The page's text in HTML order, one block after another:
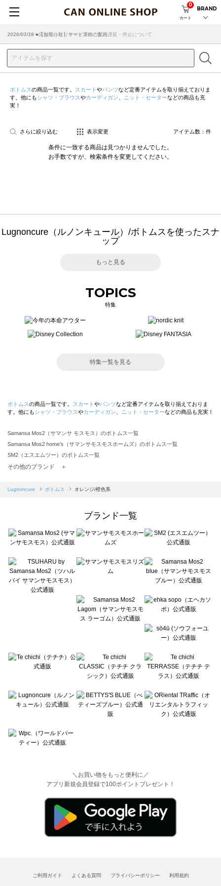
カート
0
BRAND
2026/07/29 ■【お知らせ】ヤマト運輸の配送遅延・停止について
2026/03/18 ■店舗受け取りサービスのご案内
ボトムスの商品一覧です。 スカート やパンツなど定番アイテムを取り揃えておりま
す。他にもシャツ・ブラウスやカーディガン ニット・セーターなどの商品も充
実！
さらに絞り込む 表示変更 アイテム数： 件
条件に一致する商品は見つかりませんでした。
お手数ですが、検索条件を変更してください。
Lugnoncure（ルノンキュール）/ボトムスを使ったスナ
ップ
もっと見る
TOPICS
特集
特集一覧を見る
ボトムスの商品一覧です。 スカート やパンツなど定番アイテムを取り揃えておりま
す。他にもシャツ・ブラウスやカーディガン ニット・セーターなどの商品も充実！
Samansa Mos2（サマンサ モスモス）のボトムス一覧
Samansa Mos2 home's（サマンサモスモスホームズ）のボトムス一覧
SM2（エスエムツー）のボトムス一覧
TSUHARU by Samansa Mos2（ツハルバイサマンサモスモス）のボトムス一覧
Samansa Mos2 blue（サマンサモスモス ブルー）のボトムス一覧
sō4ū（ソウフォーユー）のボトムス一覧
Te chichi（テチチ）のボトムス一覧
Te chichi CLASSIC（テチチ クラシック）のボトムス一覧
Lugnoncure（ルノンキュール）のボトムス一覧
BETTY'S BLUE（べティーズブルー）のボトムス一覧
Wpc.（ワールドパーティー）のボトムス一覧
その他のブランド ＋
Lugnoncure ボトムス オレンジ/橙色系
ブランド一覧
＼お買い物をもっと便利に／
アプリ新規会員登録で100ポイントプレゼント！
ご利用ガイド よくある質問 プライバシーポリシー 利用規約